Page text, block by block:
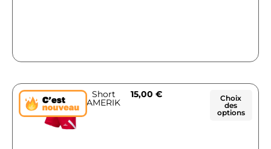
Short
AMERIK
15,00 €
Choix
des
options